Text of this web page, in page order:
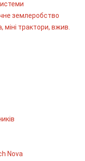
землеробство
міні трактори, вжив.
Nova